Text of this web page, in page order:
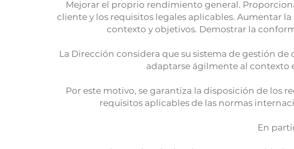
Mejorar el proprio rendimiento general.
cliente y los requisitos legales aplicables. Aumentar
contexto y objetivos. Demostrar la
La Dirección considera que su sistema de gestión
adaptarse ágilmente al contexto
Por este motivo, se garantiza la disposición de los
requisitos aplicables de las normas
En